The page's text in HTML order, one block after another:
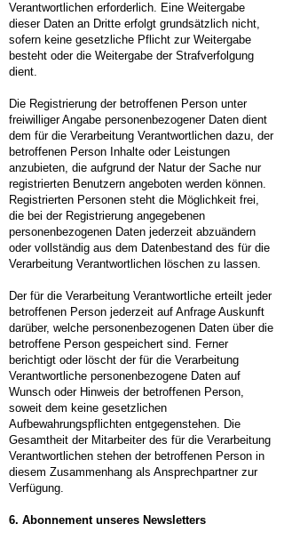
Verantwortlichen erforderlich. Eine Weitergabe
dieser Daten an Dritte erfolgt grundsätzlich nicht,
sofern keine gesetzliche Pflicht zur Weitergabe
besteht oder die Weitergabe der Strafverfolgung
dient.
Die Registrierung der betroffenen Person unter
freiwilliger Angabe personenbezogener Daten dient
dem für die Verarbeitung Verantwortlichen dazu, der
betroffenen Person Inhalte oder Leistungen
anzubieten, die aufgrund der Natur der Sache nur
registrierten Benutzern angeboten werden können.
Registrierten Personen steht die Möglichkeit frei,
die bei der Registrierung angegebenen
personenbezogenen Daten jederzeit abzuändern
oder vollständig aus dem Datenbestand des für die
Verarbeitung Verantwortlichen löschen zu lassen.
Der für die Verarbeitung Verantwortliche erteilt jeder
betroffenen Person jederzeit auf Anfrage Auskunft
darüber, welche personenbezogenen Daten über die
betroffene Person gespeichert sind. Ferner
berichtigt oder löscht der für die Verarbeitung
Verantwortliche personenbezogene Daten auf
Wunsch oder Hinweis der betroffenen Person,
soweit dem keine gesetzlichen
Aufbewahrungspflichten entgegenstehen. Die
Gesamtheit der Mitarbeiter des für die Verarbeitung
Verantwortlichen stehen der betroffenen Person in
diesem Zusammenhang als Ansprechpartner zur
Verfügung.
6. Abonnement unseres Newsletters